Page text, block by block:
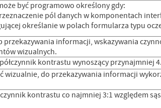
być programowo określony gdy:
pól danych w komponentach
określanie w polach formularza typu
informacji, wskazywania
wizualnych.
kontrastu wynoszący przynajmniej
do przekazywania informacji
kontrastu co najmniej 3:1 względem